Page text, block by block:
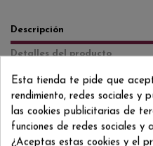
Descripción
Detalles del producto
Reviews (0)
Glenglassaugh 12 años es un
elaborado en una destilería
Su crianza combina barricas de
barricas de jerez, que aportan
Esta tienda te pide que
rendimiento, redes sociales y
las cookies publicitarias de
funciones de redes sociales y
¿Aceptas estas cookies y el